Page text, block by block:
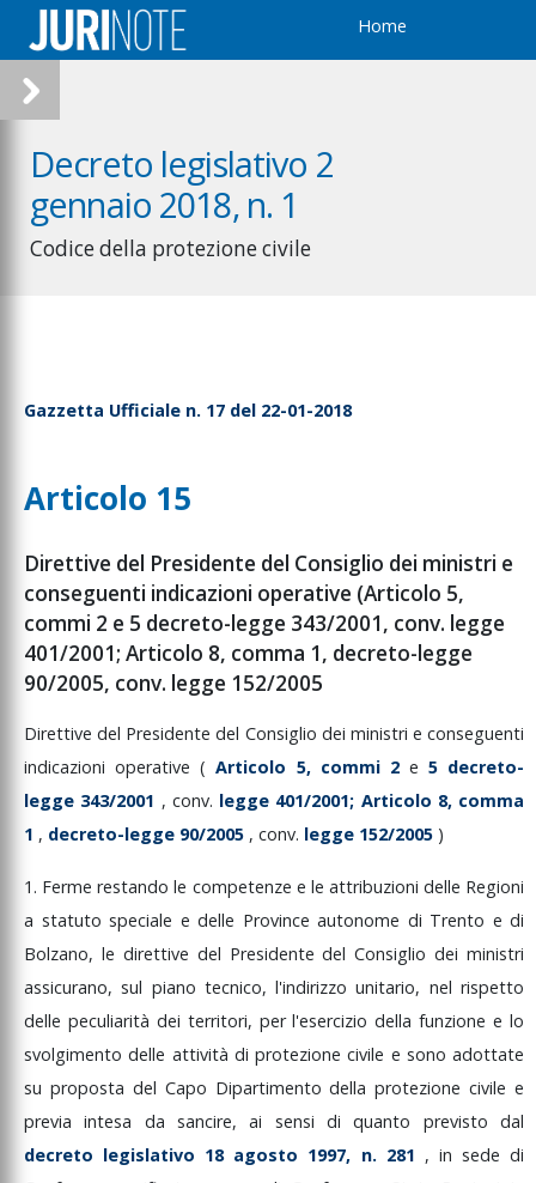
Home
Decreto legislativo 2
gennaio 2018, n. 1
Codice della protezione civile
Gazzetta Ufficiale n. 17 del 22-01-2018
Articolo 15
Direttive del Presidente del Consiglio dei ministri e
conseguenti indicazioni operative (Articolo 5,
commi 2 e 5 decreto-legge 343/2001, conv. legge
401/2001; Articolo 8, comma 1, decreto-legge
90/2005, conv. legge 152/2005
Direttivedel Presidentedel Consiglio dei ministri e conseguenti
indicazionioperative(Articolo 5, commi 2 e 5 decreto-
legge 343/2001 , conv. legge 401/2001; Articolo 8, comma
1 , decreto-legge 90/2005 , conv. legge 152/2005 )
1. Fermerestandole competenze e le attribuzioni delle Regioni
a statuto speciale e delle Province autonome di Trento e di
Bolzano, le direttive del PresidentedelConsigliodei ministri
assicurano,sul piano tecnico,l'indirizzounitario, nelrispetto
delle peculiarità dei territori, perl'eserciziodellafunzioneelo
svolgimentodelle attività di protezionecivile e sono adottate
su proposta del Capo Dipartimentodellaprotezionecivile e
previaintesa dasancire,ai sensidiquanto previstodal
decreto legislativo 18 agosto 1997, n. 281 , in sededi